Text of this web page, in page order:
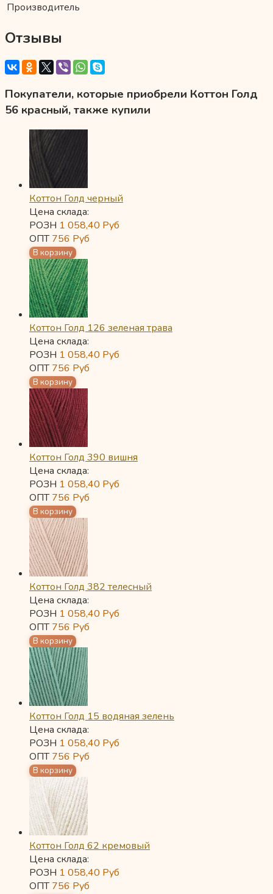
Производитель
Отзывы
Покупатели, которые приобрели Коттон Голд
56 красный, также купили
Коттон Голд черный
Цена склада:
РОЗН 1 058,40 Руб
ОПТ756 Руб
Коттон Голд 126 зеленая трава
Цена склада:
РОЗН 1 058,40 Руб
ОПТ756 Руб
Коттон Голд 390 вишня
Цена склада:
РОЗН 1 058,40 Руб
ОПТ756 Руб
Коттон Голд 382 телесный
Цена склада:
РОЗН 1 058,40 Руб
ОПТ756 Руб
Коттон Голд 15 водяная зелень
Цена склада:
РОЗН 1 058,40 Руб
ОПТ756 Руб
Коттон Голд 62 кремовый
Цена склада:
РОЗН 1 058,40 Руб
ОПТ756 Руб